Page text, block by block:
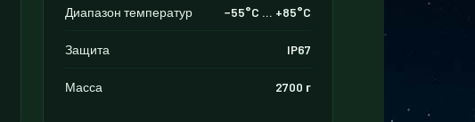
Диапазон температур −55°C … +85°C
Защита IP67
Масса 2700 г